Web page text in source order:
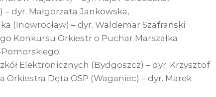
dyr. Małgorzata Jankowska,
(Inowrocław) – dyr. Waldemar Szafrański
Konkursu Orkiestr o Puchar Marszałka
Elektronicznych (Bydgoszcz) – dyr. Krzysztof
Orkiestra Dęta OSP (Waganiec) – dyr. Marek